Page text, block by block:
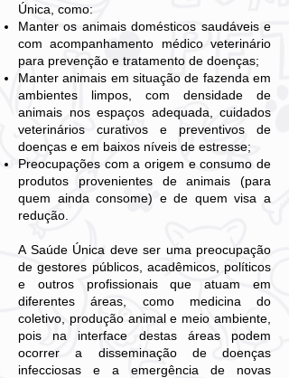
Única, como:
Manter os animais domésticos saudáveis e
com acompanhamento médico veterinário
para prevenção e tratamento de doenças;
Manter animais em situação de fazenda em
ambientes limpos, com densidade de
animais nos espaços adequada, cuidados
veterinários curativos e preventivos de
doenças e em baixos níveis de estresse;
Preocupações com a origem e consumo de
produtos provenientes de animais (para
quem ainda consome) e de quem visa a
redução.
A Saúde Única deve ser uma preocupação
de gestores públicos, acadêmicos, políticos
e outros profissionais que atuam em
diferentes áreas, como medicina do
coletivo, produção animal e meio ambiente,
pois na interface destas áreas podem
ocorrer a disseminação de doenças
infecciosas e a emergência de novas